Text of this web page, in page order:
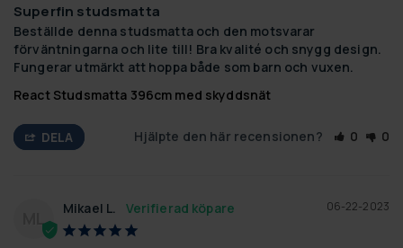
Superfin studsmatta
Beställde denna studsmatta och den motsvarar
förväntningarna och lite till! Bra kvalité och snygg design.
Fungerar utmärkt att hoppa både som barn och vuxen.
React Studsmatta 396cm med skyddsnät
DELA Hjälpte den här recensionen? 0 0
ML
06-22-2023
Mikael L.